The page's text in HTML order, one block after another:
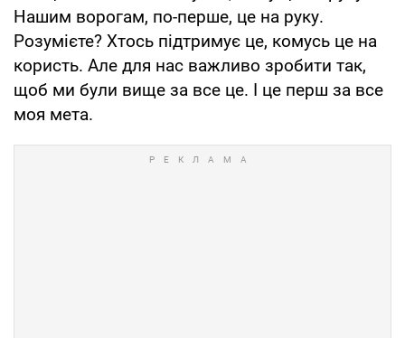
Нашим ворогам, по-перше, це на руку.
Розумієте? Хтось підтримує це, комусь це на
користь. Але для нас важливо зробити так,
щоб ми були вище за все це. І це перш за все
моя мета.